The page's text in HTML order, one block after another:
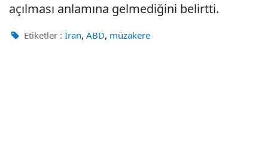
açılması anlamına gelmediğini belirtti.
Etiketler : İran, ABD, müzakere